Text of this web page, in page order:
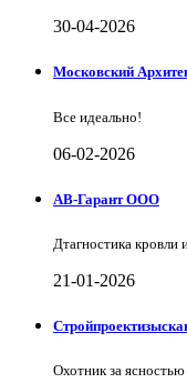
30-04-2026
Московский
Все идеально!
06-02-2026
АВ-Гарант ООО
Дтагностика
21-01-2026
Охотник за ясностью